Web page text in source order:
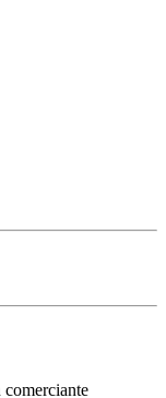
comerciante